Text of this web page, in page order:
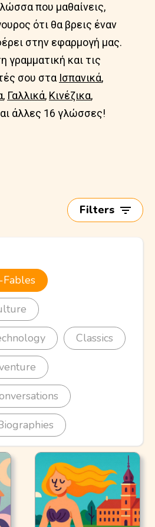
που μαθαίνεις,
ότι θα βρεις έναν
στην εφαρμογή μας.
γραμματική και τις
σου στα Ισπανικά,
, Γαλλικά, Κινέζικα,
άλλες 16 γλώσσες!
Filters
Fables
Classics